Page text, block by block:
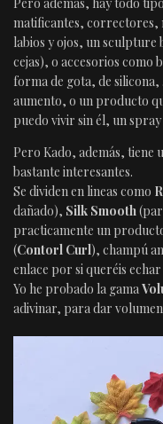
Pero además, hay todo
matificantes, correctores,
labios y ojos, un
cejas), o accesorios como
forma de gota, de
aumento, o un producto
puedo vivir sin él, un
Pero Kado, además, tiene
bastante interesantes.
Se dividen en lineas como
dañado), Silk Smooth
practicamente un
(Contorl Curl), champú
enlace por si queréis
Yo he probado la gama
adivinar, para dar